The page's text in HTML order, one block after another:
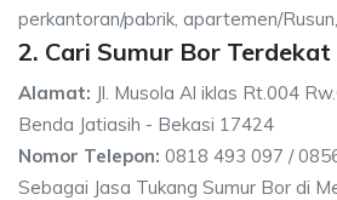
perkantoran/pabrik, apartemen/
2. Cari Sumur Bor
Alamat: Jl. Musola Al iklas Rt.004
Benda Jatiasih - Bekasi 17424
Nomor Telepon: 0818 493 097 /
Sebagai Jasa Tukang Sumur Bor di